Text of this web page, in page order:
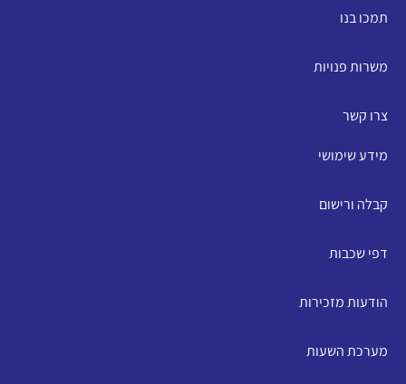
תמכו בנו
משרות פנויות
צרו קשר
מידע שימושי
קבלה ורישום
דפי שכבות
הודעות מזכירות
מערכת השעות